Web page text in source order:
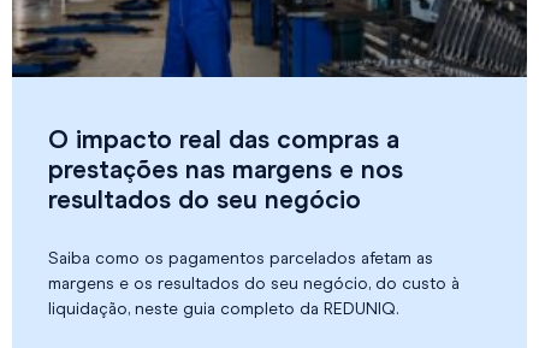
O impacto real das compras a
prestações nas margens e nos
resultados do seu negócio
Saiba como os pagamentos parcelados afetam as
margens e os resultados do seu negócio, do custo à
liquidação, neste guia completo da REDUNIQ.